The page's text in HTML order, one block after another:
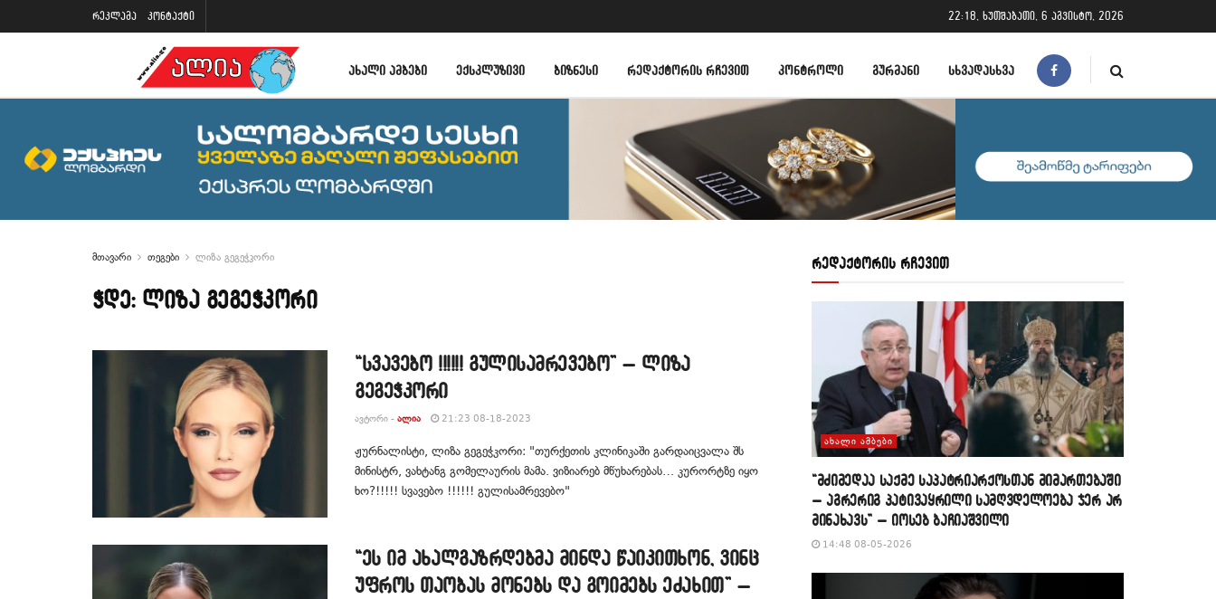
რეკლამა კონტაქტი 22:18, ხუთშაბათი, 6 აგვისტო, 2026
ᲐᲮᲐᲚᲘ ᲐᲛᲑᲔᲑᲘ ᲔᲥᲡᲙᲚᲣᲖᲘᲕᲘ ᲑᲘᲖᲜᲔᲡᲘ ᲠᲔᲓᲐᲥᲢᲝᲠᲘᲡ ᲠᲩᲔᲕᲘᲗ ᲙᲝᲜᲢᲠᲝᲚᲘ ᲒᲣᲠᲛᲐᲜᲘ ᲡᲮᲕᲐᲓᲐᲡᲮᲕᲐ
მთავარი თეგები ლიზა გეგეჭკორი
ჭდე: ლიზა გეგეჭკორი
“სვავებო !!!!!! გულისამრევებო” – ლიზა
გეგეჭკორი
ᲐᲕᲢᲝᲠᲘ - ᲐᲚᲘᲐ 21:23 08-18-2023
ჟურნალისტი, ლიზა გეგეჭკორი: "თურქეთის კლინიკაში გარდაიცვალა შს
მინისტრ, ვახტანგ გომელაურის მამა. ვიზიარებ მწუხარებას… კურორტზე იყო
ხო?!!!!! სვავებო !!!!!! გულისამრევებო"
“ეს იმ ახალგაზრდებმა მინდა წაიკითხონ, ვინც
უფროს თაობას მონებს და გოიმებს ეძახით” –
რედაქტორის რჩევით
ᲐᲮᲐᲚᲘ ᲐᲛᲑᲔᲑᲘ
“მძიმედაა საქმე საპატრიარქოსთან მიმართებაში
– აგრერიგ პატივაყრილი სამღვდელოება ჯერ არ
მინახავს” – იოსებ ბაჩიაშვილი
14:48 08-05-2026